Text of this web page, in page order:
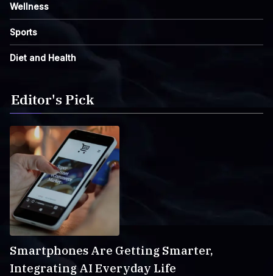
Wellness
Sports
Diet and Health
Editor's Pick
Smartphones Are Getting Smarter,
Integrating AI Everyday Life